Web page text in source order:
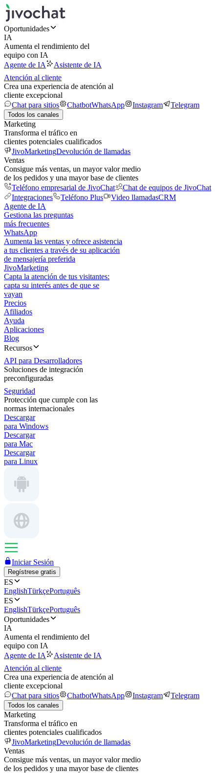
Oportunidades
IA
Aumenta el rendimiento del
equipo con IA
Agente de IA
Asistente de IA
Atención al cliente
Crea una experiencia de atención al
cliente excepcional
Chat para sitios
ChatbotWhatsApp Instagram Telegram
Todos los canales
Marketing
Transforma el tráfico en
clientes potenciales cualificados
JivoMarketingDevolución de llamadas
Ventas
Consigue más ventas, un mayor valor medio
de los pedidos y una mayor base de clientes
Teléfono empresarial de JivoChat
Chat de equipos de JivoChat
Integraciones
Teléfono Plus Video llamadasCRM
Agente de IA
Gestiona las preguntas
más frecuentes
WhatsApp
Aumenta las ventas y ofrece asistencia
a tus clientes a través de su aplicación
de mensajería preferida
JivoMarketing
Capta la atención de tus visitantes:
capta su interés antes de que se
vayan
Precios
Afiliados
Ayuda
Aplicaciones
Blog
Recursos
API para Desarrolladores
Soluciones de integración
preconfiguradas
Seguridad
Protección que cumple con las
normas internacionales
Descargar
para Windows
Descargar
para Mac
Descargar
para Linux
Iniciar Sesión
Regístrese gratis
ES
EnglishTürkçePortuguês
ES
EnglishTürkçePortuguês
Oportunidades
IA
Aumenta el rendimiento del
equipo con IA
Agente de IA
Asistente de IA
Atención al cliente
Crea una experiencia de atención al
cliente excepcional
Chat para sitios
ChatbotWhatsApp Instagram Telegram
Todos los canales
Marketing
Transforma el tráfico en
clientes potenciales cualificados
JivoMarketingDevolución de llamadas
Ventas
Consigue más ventas, un mayor valor medio
de los pedidos y una mayor base de clientes